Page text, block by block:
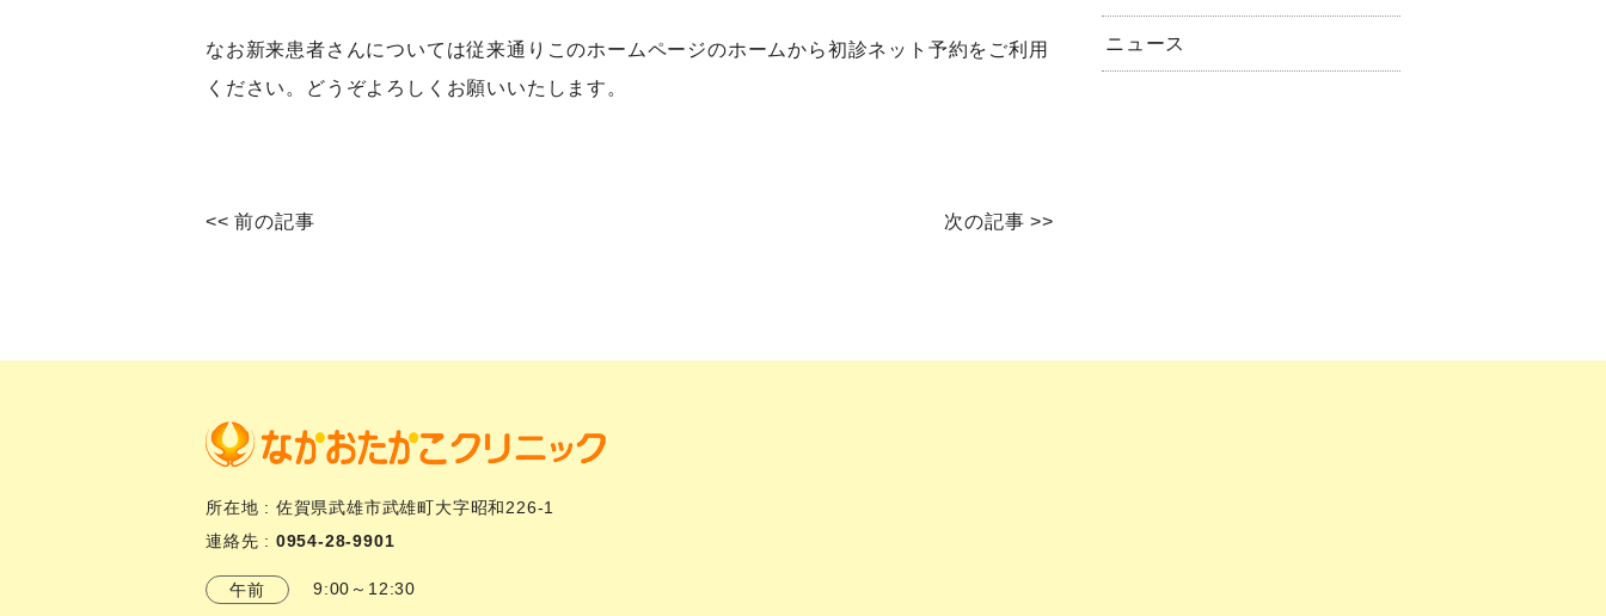
なお新来患者さんについては従来通りこのホームページのホームから初診ネット予約をご利用
ください。どうぞよろしくお願いいたします。
<<前の記事 次の記事 >>
ニュース
所在地 : 佐賀県武雄市武雄町大字昭和226-1
連絡先 : 0954-28-9901
午前 9:00～12:30